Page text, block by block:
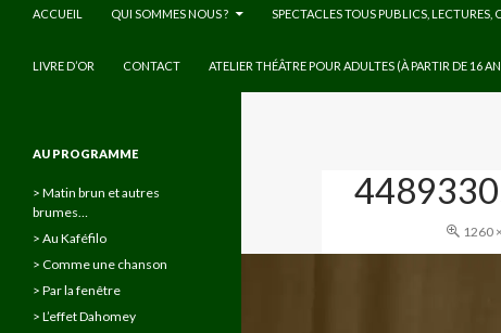
ACCUEIL
QUI SOMMES NOUS ? SPECTACLES TOUS PUBLICS, LECTURES,
LIVRE D’OR CONTACT ATELIER THÉÂTRE POUR ADULTES (À PARTIR DE 16
1260
AU PROGRAMME
> Matin brun et autres
brumes…
> Au Kaféfilo
> Comme une chanson
> Par la fenêtre
> L’effet Dahomey